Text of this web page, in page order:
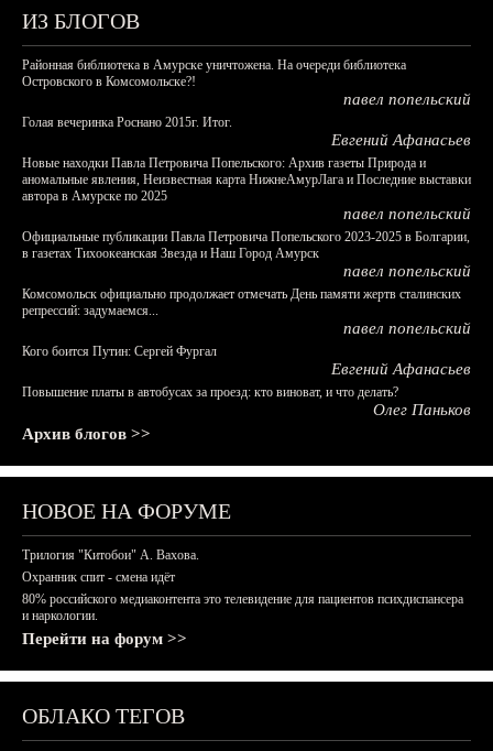
ИЗ БЛОГОВ
Районная библиотека в Амурске уничтожена. На очереди библиотека
Островского в Комсомольске?!
павел попельский
Голая вечеринка Роснано 2015г. Итог.
Евгений Афанасьев
Новые находки Павла Петровича Попельского: Архив газеты Природа и
аномальные явления, Неизвестная карта НижнеАмурЛага и Последние выставки
автора в Амурске по 2025
павел попельский
Официальные публикации Павла Петровича Попельского 2023-2025 в Болгарии,
в газетах Тихоокеанская Звезда и Наш Город Амурск
павел попельский
Комсомольск официально продолжает отмечать День памяти жертв сталинских
репрессий: задумаемся...
павел попельский
Кого боится Путин: Сергей Фургал
Евгений Афанасьев
Повышение платы в автобусах за проезд: кто виноват, и что делать?
Олег Паньков
Архив блогов >>
НОВОЕ НА ФОРУМЕ
Трилогия "Китобои" А. Вахова.
Охранник спит - смена идёт
80% российского медиаконтента это телевидение для пациентов психдиспансера
и наркологии.
Перейти на форум >>
ОБЛАКО ТЕГОВ